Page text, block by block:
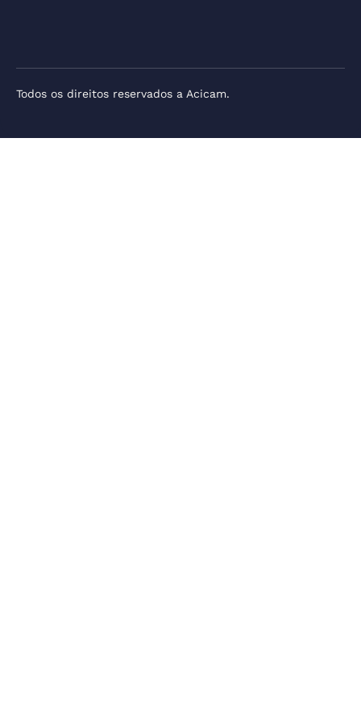
Todos os direitos reservados a Acicam.